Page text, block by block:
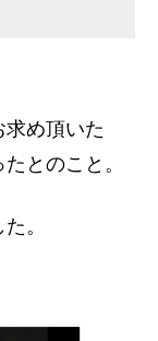
め頂いた
とのこと。
。